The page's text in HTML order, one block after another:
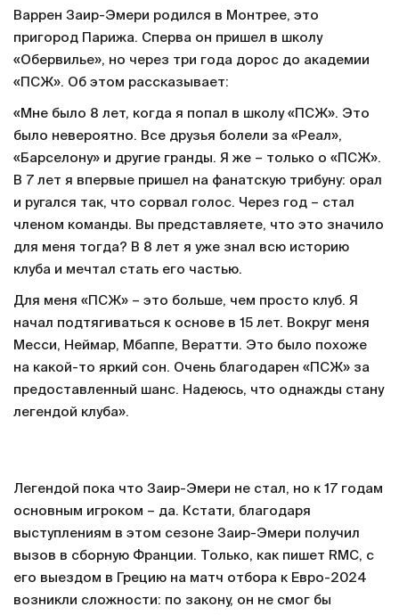
Варрен Заир-Эмери родился в Монтрее, это
пригород Парижа. Сперва он пришел в школу
«Обервилье», но через три года дорос до академии
«ПСЖ». Об этом рассказывает:
«Мне было 8 лет, когда я попал в школу «ПСЖ». Это
было невероятно. Все друзья болели за «Реал»,
«Барселону» и другие гранды. Я же – только о «ПСЖ».
В 7 лет я впервые пришел на фанатскую трибуну: орал
и ругался так, что сорвал голос. Через год – стал
членом команды. Вы представляете, что это значило
для меня тогда? В 8 лет я уже знал всю историю
клуба и мечтал стать его частью.
Для меня «ПСЖ» – это больше, чем просто клуб. Я
начал подтягиваться к основе в 15 лет. Вокруг меня
Месси, Неймар, Мбаппе, Вератти. Это было похоже
на какой-то яркий сон. Очень благодарен «ПСЖ» за
предоставленный шанс. Надеюсь, что однажды стану
легендой клуба».
Легендой пока что Заир-Эмери не стал, но к 17 годам
основным игроком – да. Кстати, благодаря
выступлениям в этом сезоне Заир-Эмери получил
вызов в сборную Франции. Только, как пишет RMC, с
его выездом в Грецию на матч отбора к Евро-2024
возникли сложности: по закону, он не смог бы